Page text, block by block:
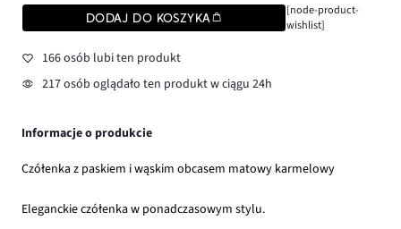
DODAJ DO KOSZYKA
[node-product-
wishlist]
166 osób lubi ten produkt
217 osób oglądało ten produkt w ciągu 24h
Informacje o produkcie
Czółenka z paskiem i wąskim obcasem matowy karmelowy
Eleganckie czółenka w ponadczasowym stylu.